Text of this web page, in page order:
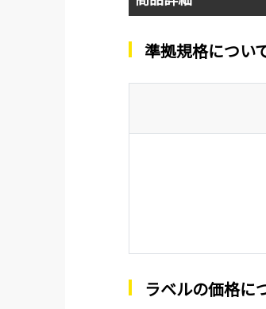
準拠規格につい
ラベルの価格に